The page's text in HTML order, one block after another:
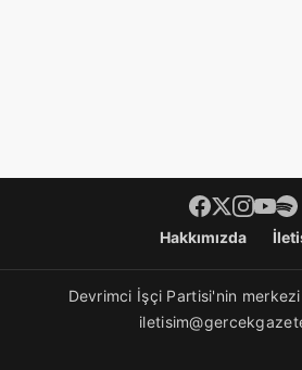
Footer menüHakkımızda
Devrimci İşçi Partisi'nin merkezi